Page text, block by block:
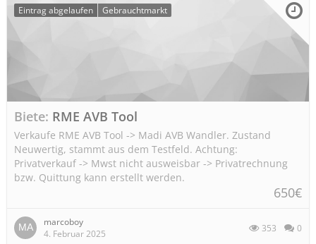
Eintrag abgelaufen Gebrauchtmarkt
Biete RME AVB Tool
Verkaufe RME AVB Tool -> Madi AVB Wandler. Zustand
Neuwertig, stammt aus dem Testfeld. Achtung:
Privatverkauf -> Mwst nicht ausweisbar -> Privatrechnung
bzw. Quittung kann erstellt werden.
650€
marcoboy
4. Februar 2025
353 0